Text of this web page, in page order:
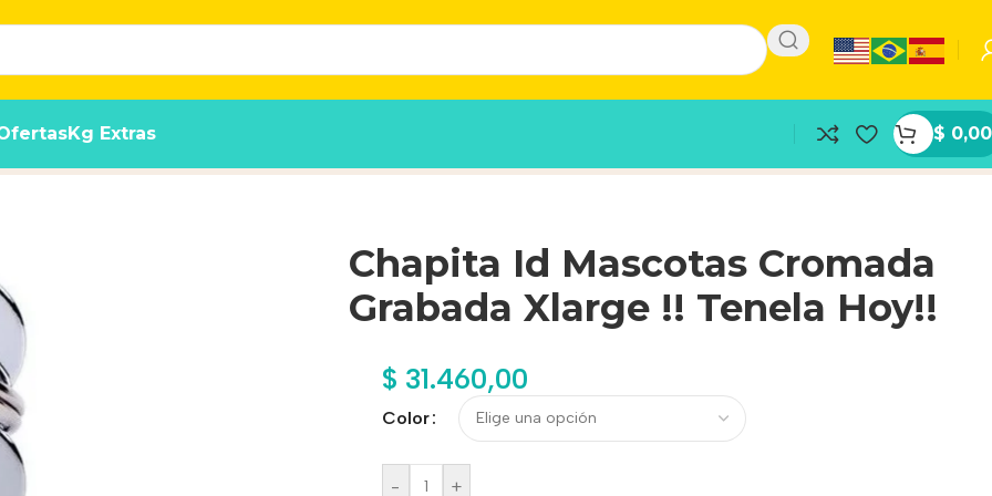
Kg Extras $ 0,00
!! Tenela Hoy!!
Chapita Id Mascotas Cromada
Grabada Xlarge !! Tenela Hoy!!
$ 31.460,00
Color
- +